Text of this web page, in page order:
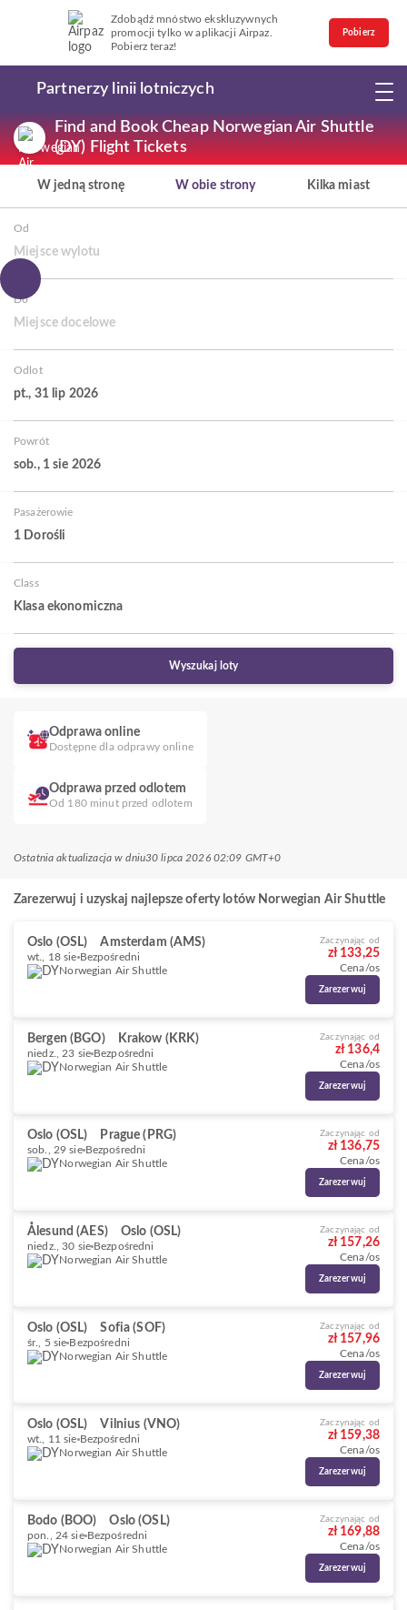
Zdobądź mnóstwo ekskluzywnych
promocji tylko w aplikacji Airpaz.
Pobierz teraz!
Pobierz
Partnerzy linii lotniczych
Find and Book Cheap Norwegian Air Shuttle
(DY) Flight Tickets
W jedną stronę W obie strony Kilka miast
Od
Miejsce wylotu
Do
Miejsce docelowe
Odlot
pt., 31 lip 2026
Powrót
sob., 1 sie 2026
Pasażerowie
1 Dorośli
Class
Klasa ekonomiczna
Wyszukaj loty
Odprawa online
Dostępne dla odprawy online
Odprawa przed odlotem
Od 180 minut przed odlotem
Ostatnia aktualizacja w dniu30 lipca 2026 02:09 GMT+0
Zarezerwuj i uzyskaj najlepsze oferty lotów Norwegian Air Shuttle
Oslo (OSL) Amsterdam (AMS)
wt., 18 sie Bezpośredni
Norwegian Air Shuttle
Zaczynając od
zł 133,25
Cena/os
Zarezerwuj
Bergen (BGO) Krakow (KRK)
niedz., 23 sie Bezpośredni
Norwegian Air Shuttle
Zaczynając od
zł 136,4
Cena/os
Zarezerwuj
Oslo (OSL) Prague (PRG)
sob., 29 sie Bezpośredni
Norwegian Air Shuttle
Zaczynając od
zł 136,75
Cena/os
Zarezerwuj
Ålesund (AES) Oslo (OSL)
niedz., 30 sie Bezpośredni
Norwegian Air Shuttle
Zaczynając od
zł 157,26
Cena/os
Zarezerwuj
Oslo (OSL) Sofia (SOF)
śr., 5 sie Bezpośredni
Norwegian Air Shuttle
Zaczynając od
zł 157,96
Cena/os
Zarezerwuj
Oslo (OSL) Vilnius (VNO)
wt., 11 sie Bezpośredni
Norwegian Air Shuttle
Zaczynając od
zł 159,38
Cena/os
Zarezerwuj
Bodo (BOO) Oslo (OSL)
pon., 24 sie Bezpośredni
Norwegian Air Shuttle
Zaczynając od
zł 169,88
Cena/os
Zarezerwuj